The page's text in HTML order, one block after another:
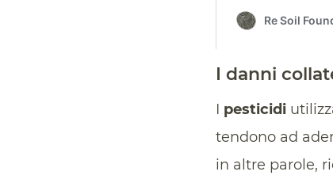
I danni
I pesticidi
tendono ad
in altre parole,